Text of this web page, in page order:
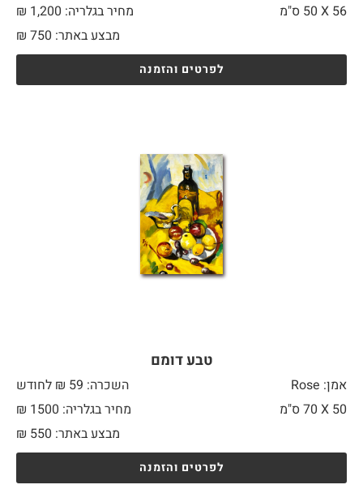
56 X
מחיר בגלריה: 1,200 ₪
מבצע באתר:
₪ 750
לפרטים והזמנה
טבע דומם
אמן: Rose
השכרה: 59 ₪ לחודש
50 X
מחיר בגלריה: 1500 ₪
מבצע באתר:
₪ 550
לפרטים והזמנה